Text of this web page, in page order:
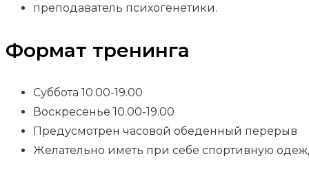
преподаватель психогенетики.
Формат тренинга
Суббота 10.00-19.00
Воскресенье 10.00-19.00
Предусмотрен часовой обеденный перерыв
Желательно иметь при себе спортивную